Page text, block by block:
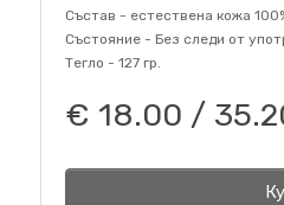
Състав - естествена кожа
Състояние - Без следи от
Тегло - 127 гр.
€ 18.00 /